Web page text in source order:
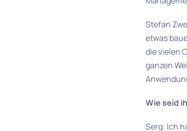
Stefan
etwas
die vielen
ganzen
Wie seid
Serg: Ich